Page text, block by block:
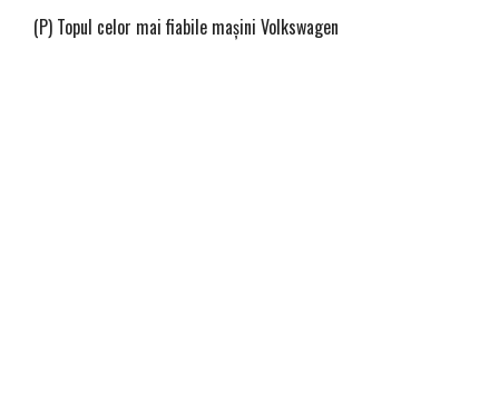
(P) Topul celor mai fiabile maşini Volkswagen